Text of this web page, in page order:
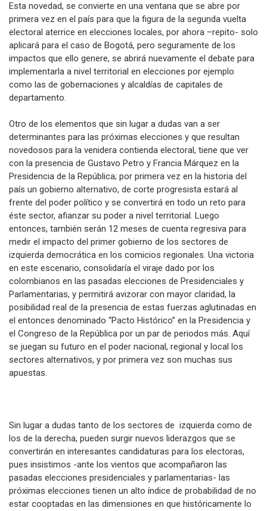
Esta novedad, se convierte en una ventana que se abre por
primera vez en el país para que la figura de la segunda vuelta
electoral aterrice en elecciones locales, por ahora –repito- solo
aplicará para el caso de Bogotá, pero seguramente de los
impactos que ello genere, se abrirá nuevamente el debate para
implementarla a nivel territorial en elecciones por ejemplo
como las de gobernaciones y alcaldías de capitales de
departamento.
Otro de los elementos que sin lugar a dudas van a ser
determinantes para las próximas elecciones y que resultan
novedosos para la venidera contienda electoral, tiene que ver
con la presencia de Gustavo Petro y Francia Márquez en la
Presidencia de la República; por primera vez en la historia del
país un gobierno alternativo, de corte progresista estará al
frente del poder político y se convertirá en todo un reto para
éste sector, afianzar su poder a nivel territorial. Luego
entonces, también serán 12 meses de cuenta regresiva para
medir el impacto del primer gobierno de los sectores de
izquierda democrática en los comicios regionales. Una victoria
en este escenario, consolidaría el viraje dado por los
colombianos en las pasadas elecciones de Presidenciales y
Parlamentarias, y permitirá avizorar con mayor claridad, la
posibilidad real de la presencia de estas fuerzas aglutinadas en
el entonces denominado “Pacto Histórico” en la Presidencia y
el Congreso de la República por un par de periodos más. Aquí
se juegan su futuro en el poder nacional, regional y local los
sectores alternativos, y por primera vez son muchas sus
apuestas.
Sin lugar a dudas tanto de los sectores de izquierda como de
los de la derecha, pueden surgir nuevos liderazgos que se
convertirán en interesantes candidaturas para los electoras,
pues insistimos -ante los vientos que acompañaron las
pasadas elecciones presidenciales y parlamentarias- las
próximas elecciones tienen un alto índice de probabilidad de no
estar cooptadas en las dimensiones en que históricamente lo